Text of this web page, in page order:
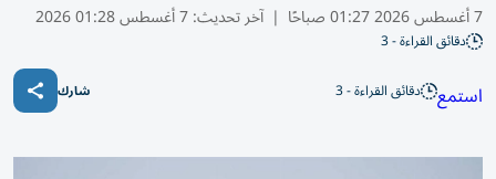
7 أغسطس 2026 01:27 صباحًا | آخر تحديث:7 أغسطس 01:28 2026
دقائق القراءة - 3
استمع دقائق القراءة - 3 شارك